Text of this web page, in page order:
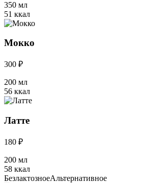
350 мл
51 ккал
Мокко
300 ₽
200 мл
56 ккал
Латте
180 ₽
200 мл
58 ккал
БезлактозноеАльтернативное